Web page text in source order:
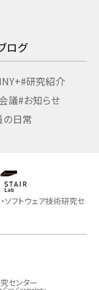
ログ
#研究紹介
議#お知らせ
の日常
ソフトウェア技術研究セ
センター